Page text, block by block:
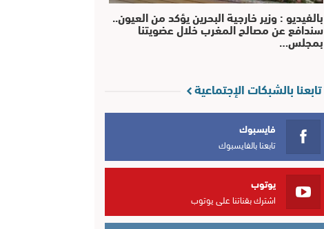
بالفيديو : وزير خارجية البحرين يؤكد من العيون..
سندافع عن مصالح المغرب خلال عضويتنا
بمجلس…
تابعنا بالشبكات الإجتماعية
فايسبوك
تابعنا بالفايسبوك
يوتوب
اشترك بقناتنا على يوتوب